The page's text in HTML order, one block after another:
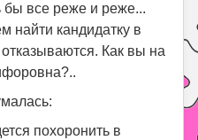
бы все реже и реже...
найти кандидатку в
Как вы на
похоронить в